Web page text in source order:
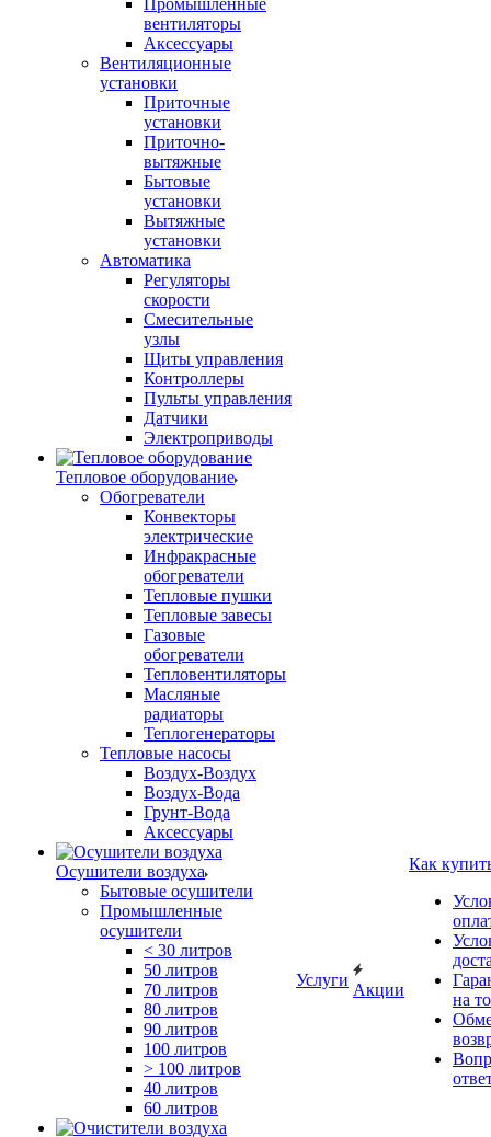
Промышленные
вентиляторы
Аксессуары
Вентиляционные
установки
Приточные
установки
Приточно-
вытяжные
Бытовые
установки
Вытяжные
установки
Автоматика
Регуляторы
скорости
Смесительные
узлы
Щиты управления
Контроллеры
Пульты управления
Датчики
Электроприводы
Тепловое оборудование
Обогреватели
Конвекторы
электрические
Инфракрасные
обогреватели
Тепловые пушки
Тепловые завесы
Газовые
обогреватели
Тепловентиляторы
Масляные
радиаторы
Теплогенераторы
Тепловые насосы
Воздух-Воздух
Воздух-Вода
Грунт-Вода
Аксессуары
Осушители воздуха
Бытовые осушители
Промышленные
осушители
< 30 литров
50 литров
70 литров
80 литров
90 литров
100 литров
> 100 литров
40 литров
60 литров
Услуги
Акции
Как
на